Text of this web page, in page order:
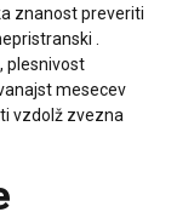
znanost preveriti
.
plesnivost
mesecev
vzdolž zvezna